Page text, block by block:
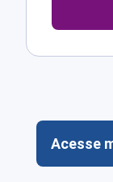
Acesse